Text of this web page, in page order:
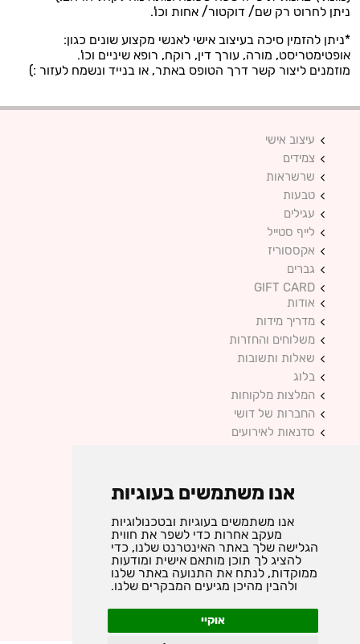
אנו משתמשים בעוגיות
אנו משתמשים בעוגיות ובטכנולוגיות
מעקב אחרות כדי לשפר את חווית
הגלישה שלך באתר האינטרנט שלנו, כדי
להציג לך תוכן מותאם אישית ומודעות
ממוקדות, לנתח את התנועה באתר שלנו
ולהבין מהיכן מגיעים המבקרים שלנו.
אוקיי
ניתן לחרוט רק שם/ דוקטור/ אחות וכו'.
*ניתן להזמין סיכה בעיצוב אישי לאנשי מקצוע שונים כגון:
אופטימטריסט, מורה, עורך דין, רוקח, רופא שיניים וכו'.
מוזמנים ליצור קשר דרך הטופס באתר, או בנייד ונשמח לעזור :)
עיצוב אישי
צמידים
שרשראות
טבעות
עגילים
לייף סטייל
אקססוריז
גברים
GIFT CARD
אודות
מדריך מידות
משלוחים והחזרות
שאלות ותשובות
בלוג
המלצות מלקוחות
החברות של דושי
סדנאות לאירועים
אקססוריז ותכשיטים בעיצוב אישי
כל הזכויות שמורות © 2025 DUSHI